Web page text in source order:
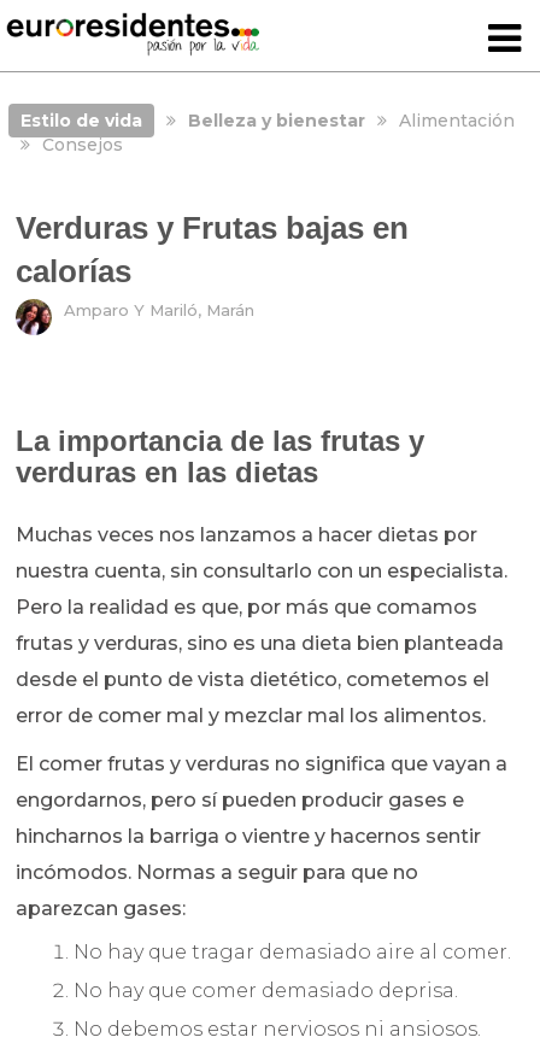
Estilo de vida Belleza y bienestar
Alimentación
Consejos
Verduras y Frutas bajas en
calorías
Amparo Y Mariló, Marán
La importancia de las frutas y
verduras en las dietas
Muchas veces nos lanzamos a hacer dietas por
nuestra cuenta, sin consultarlo con un especialista.
Pero la realidad es que, por más que comamos
frutas y verduras, sino es una dieta bien planteada
desde el punto de vista dietético, cometemos el
error de comer mal y mezclar mal los alimentos.
El comer frutas y verduras no significa que vayan a
engordarnos, pero sí pueden producir gases e
hincharnos la barriga o vientre y hacernos sentir
incómodos. Normas a seguir para que no
aparezcan gases:
No hay que tragar demasiado aire al comer.
No hay que comer demasiado deprisa.
No debemos estar nerviosos ni ansiosos.